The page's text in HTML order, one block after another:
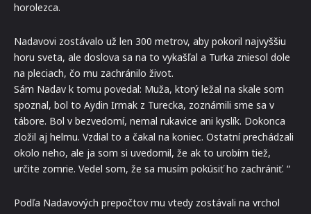
horolezca.
Nadavovi zostávalo už len 300 metrov, aby pokoril najvyššiu
horu sveta, ale doslova sa na to vykašľal a Turka zniesol dole
na pleciach, čo mu zachránilo život.
Sám Nadav k tomu povedal: Muža, ktorý ležal na skale som
spoznal, bol to Aydin Irmak z Turecka, zoznámili sme sa v
tábore. Bol v bezvedomí, nemal rukavice ani kyslík. Dokonca
zložil aj helmu. Vzdial to a čakal na koniec. Ostatní prechádzali
okolo neho, ale ja som si uvedomil, že ak to urobím tiež,
určite zomrie. Vedel som, že sa musím pokúsiť ho zachrániť. “
Podľa Nadavových prepočtov mu vtedy zostávali na vrchol